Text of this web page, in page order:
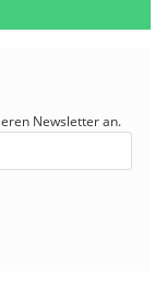
Newsletter an.